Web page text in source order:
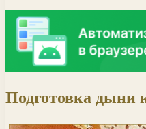
Подготовка дыни